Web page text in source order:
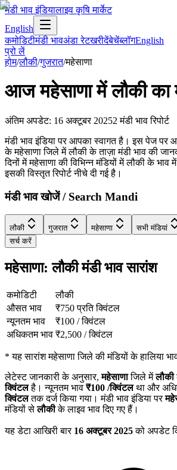
मंडी भाव इंडियालाइव कृषि मार्केट
English
कमोडिटीमंडी भावअंडा रेटखरीदेंबेचेंब्लॉगEnglish
प्रो लें
होम/लौकी/गुजरात/महेसाणा
आजमहेसाणामेंलौकीका
अंतिम अपडेट: 16 अक्टूबर 20252 मंडी भाव रिपोर्ट
मंडी भाव इंडिया पर आपका स्वागत है। इस पेज पर
के महेसाणा जिले में लौकी के ताज़ा मंडी भाव की
दिनों में महेसाणा की विभिन्न मंडियों में लौकी के भाव
इसकी विस्तृत रिपोर्ट नीचे दी गई है।
मंडी भाव खोजें / Search Mandi
लौकी गुजरात महेसाणा
सभी मंडियां
सर्च करें
महेसाणा: लौकी मंडी भाव सारांश
कमोडिटी
लौकी
औसत भाव
₹750 प्रति क्विंटल
न्यूनतम भाव
₹100 /क्विंटल
अधिकतम भाव ₹2,500 /क्विंटल
*यह सारांश महेसाणा जिले की मंडियों के हालिया
लेटेस्ट जानकारी के अनुसार,महेसाणाजिले मेंलौकी
क्विंटलहै। न्यूनतम भाव ₹100 /क्विंटलथा और
क्विंटलतक दर्ज किया गया। मंडी भाव इंडिया पर
मंडियों सेलौकीके लाइव भाव दिए गए हैं।
यह डेटा आखिरी बार 16 अक्टूबर 2025को अपडेट